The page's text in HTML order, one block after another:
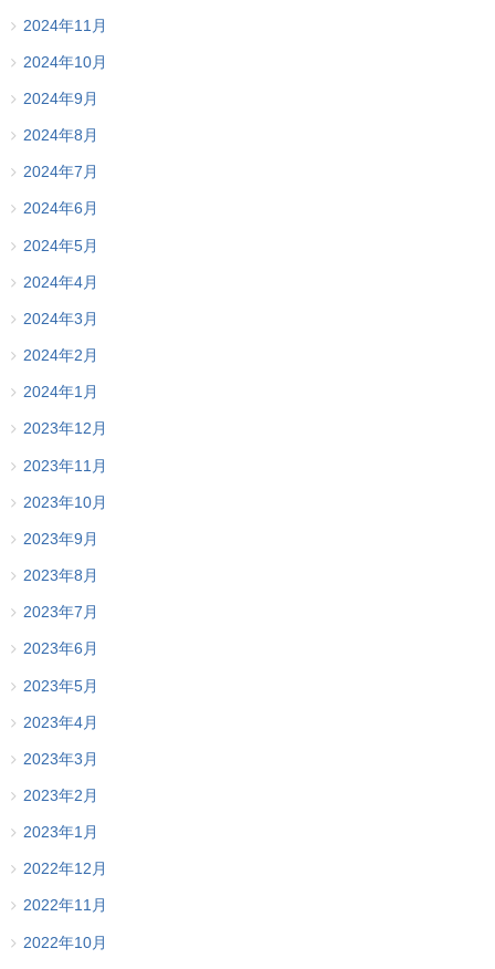
2024年11月
2024年10月
2024年9月
2024年8月
2024年7月
2024年6月
2024年5月
2024年4月
2024年3月
2024年2月
2024年1月
2023年12月
2023年11月
2023年10月
2023年9月
2023年8月
2023年7月
2023年6月
2023年5月
2023年4月
2023年3月
2023年2月
2023年1月
2022年12月
2022年11月
2022年10月